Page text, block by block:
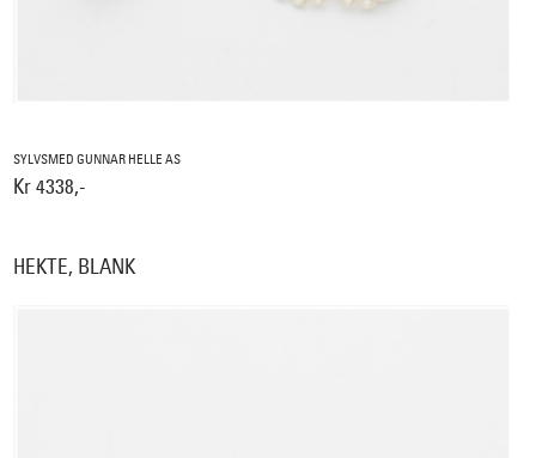
SYLVSMED GUNNAR HELLE AS
Kr 4338,-
HEKTE, BLANK